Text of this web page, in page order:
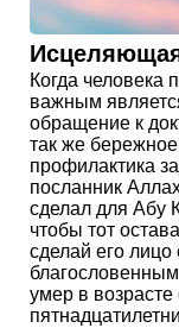
Когда человека
важным
обращение к
так же
профилактика
посланник
сделал для Абу
чтобы тот
сделай его
умер в возрасте